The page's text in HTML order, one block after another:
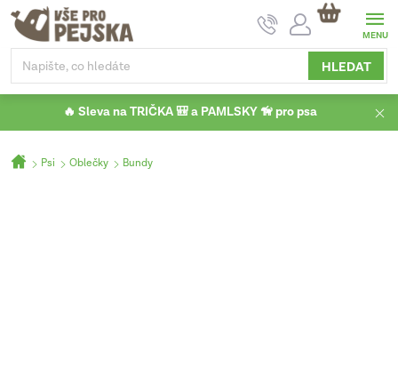
Přejít
obsah
HLEDAT
NÁKUPNÍ
KOŠÍK
🔥 Sleva na TRIČKA 🎒 a PAMLSKY 🦮 pro psa
Domů
Psi Oblečky Bundy